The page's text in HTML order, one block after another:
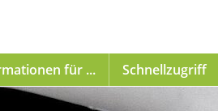
für ... Schnellzugriff